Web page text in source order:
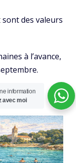
sont des valeurs
à l’avance,
et
information
avec moi